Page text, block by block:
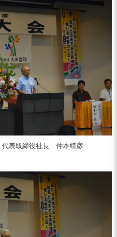
表取締役社長 仲本靖彦